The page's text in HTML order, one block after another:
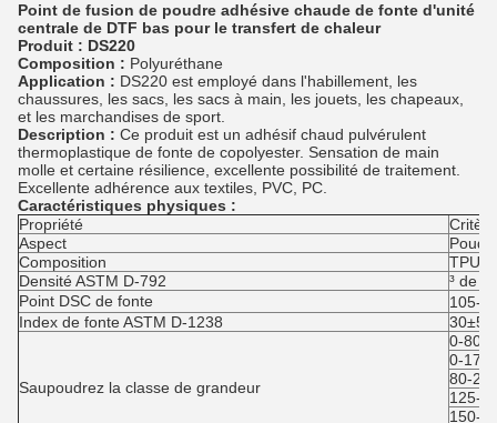
Point de fusion de poudre adhésive chaude de fonte d'unité
centrale de DTF bas pour le transfert de chaleur
Produit : DS220
Composition : Polyuréthane
Application : DS220 est employé dans l'habillement, les
chaussures, les sacs, les sacs à main, les jouets, les chapeaux,
et les marchandises de sport.
Description : Ce produit est un adhésif chaud pulvérulent
thermoplastique de fonte de copolyester. Sensation de main
molle et certaine résilience, excellente possibilité de traitement.
Excellente adhérence aux textiles, PVC, PC.
Caractéristiques physiques :
Propriété
Critère
Aspect
Composition
TPU
Densité ASTM D-792
³ de
Point DSC de fonte
105-
Index de fonte ASTM D-1238
Saupoudrez la classe de grandeur
0-80
0-170
80-
125-
150-